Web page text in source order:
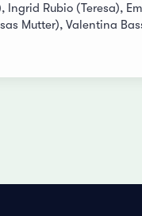
Ingrid Rubio (Teresa),
Mutter), Valentina